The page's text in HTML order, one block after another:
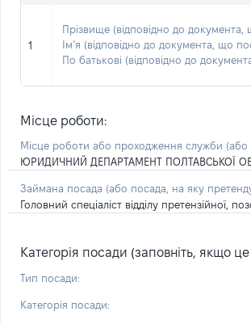
1
Прізвище (відповідно до документа,
Ім’я (відповідно до документа, що
По батькові (відповідно до
Місце роботи:
Місце роботи або проходження служби (або
ЮРИДИЧНИЙ ДЕПАРТАМЕНТ ПОЛТАВСЬКОЇ
Займана посада (або посада, на яку
Головний спеціаліст відділу претензійної,
Категорія посади (заповніть, якщо
Тип посади:
Категорія посади: